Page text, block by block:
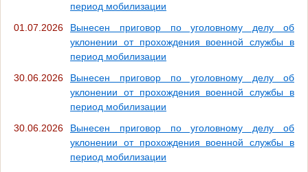
период мобилизации
01.07.2026
Вынесен приговор по уголовному делу об
уклонении от прохождения военной службы в
период мобилизации
30.06.2026
Вынесен приговор по уголовному делу об
уклонении от прохождения военной службы в
период мобилизации
30.06.2026
Вынесен приговор по уголовному делу об
уклонении от прохождения военной службы в
период мобилизации